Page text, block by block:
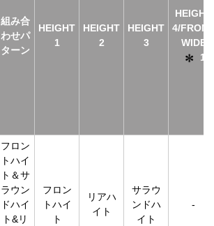
組み合
わせパ
ターン
HEIGHT
1
HEIGHT
2
HEIGHT
3
HEIGHT
4/FRONT
WIDE
1
フロン
トハイ
ト＆サ
ラウン
ドハイ
ト&リ
フロン
トハイ
ト
リアハ
イト
サラウ
ンドハ
イト
-